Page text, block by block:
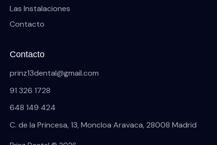
Las Instalaciones
Contacto
Contacto
prinz13dental@gmail.com
91 326 1728
648 149 424
C. de la Princesa, 13, Moncloa Aravaca, 28008 Madrid